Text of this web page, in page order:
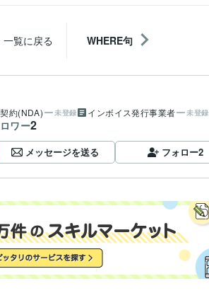
一覧に戻る WHERE句
約(NDA) 未登録 インボイス発行事業者 未登録
ワー2
メッセージを送る フォロー2